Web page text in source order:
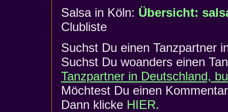
Salsa in Köln: Übersicht:
Clubliste
Suchst Du einen Tanzpartner
Suchst Du woanders einen
Tanzpartner in Deutschland,
Möchtest Du einen
Dann klicke HIER.